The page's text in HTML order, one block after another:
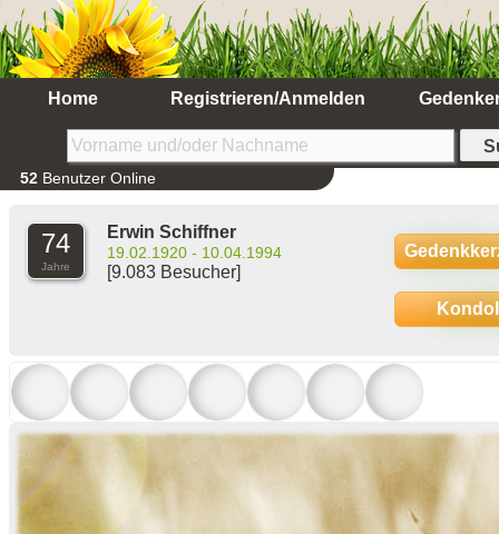
Home Registrieren/Anmelden
52 Benutzer Online
74
Jahre
Erwin Schiffner
19.02.1920 - 10.04.1994
[9.083 Besucher]